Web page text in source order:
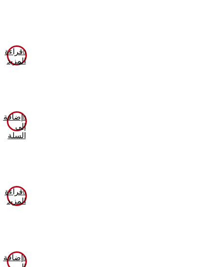
قراءة
المزيد
إضافة
إلى
السلة
قراءة
المزيد
إضافة